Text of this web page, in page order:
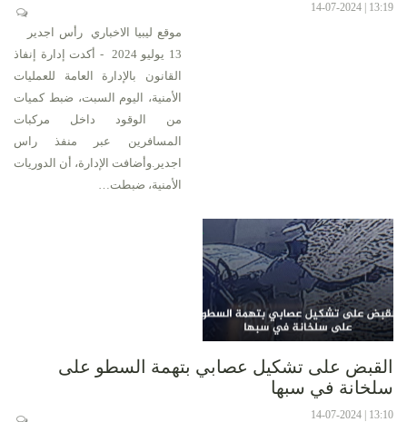
13:19 | 14-07-2024
موقع ليبيا الاخباري رأس اجدير
13 يوليو 2024 - أكدت إدارة إنفاذ
القانون بالإدارة العامة للعمليات
الأمنية، اليوم السبت، ضبط كميات
من الوقود داخل مركبات
المسافرين عبر منفذ راس
اجدير.وأضافت الإدارة، أن الدوريات
الأمنية، ضبطت…
القبض على تشكيل عصابي بتهمة السطو على
سلخانة في سبها
13:10 | 14-07-2024